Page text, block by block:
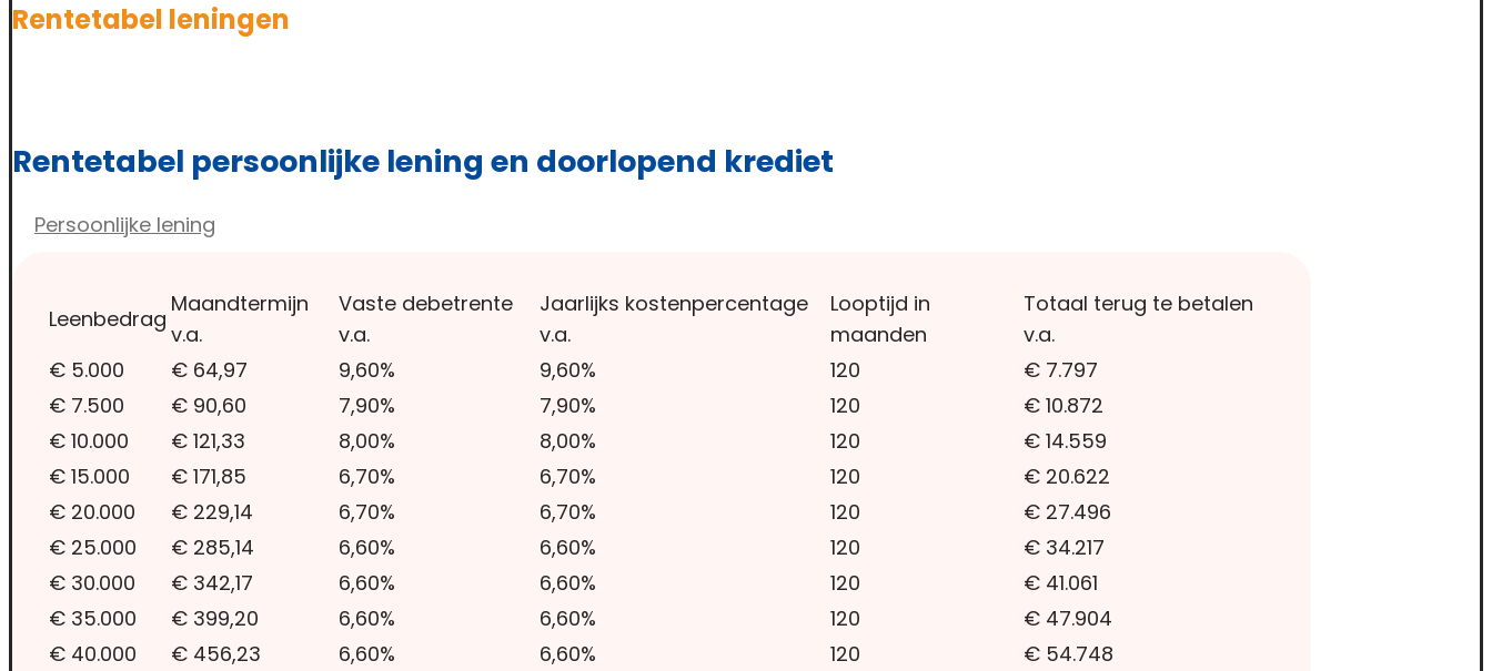
Rentetabel leningen
Rentetabel persoonlijke lening en doorlopend krediet
Persoonlijke lening
Leenbedrag
Maandtermijn
v.a.
Vaste debetrente
v.a.
Jaarlijks kostenpercentage
v.a.
Looptijd in
maanden
Totaal terug te betalen
v.a.
€ 5.000
€ 64,97 9,60% 9,60% 120
€ 7.797
€ 7.500
€ 90,60 7,90% 7,90% 120
€ 10.872
€ 10.000
€ 121,33 8,00% 8,00% 120
€ 14.559
€ 15.000
€ 171,85 6,70% 6,70% 120
€ 20.622
€ 20.000
€ 229,14 6,70% 6,70% 120
€ 27.496
€ 25.000
€ 285,14 6,60% 6,60% 120
€ 34.217
€ 30.000
€ 342,17 6,60% 6,60% 120
€ 41.061
€ 35.000
€ 399,20 6,60% 6,60% 120
€ 47.904
€ 40.000
€ 456,23 6,60% 6,60% 120
€ 54.748